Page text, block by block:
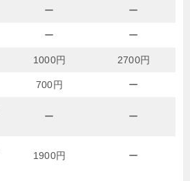
ー ー
ー ー
1000円 2700円
700円 ー
ー ー
1900円 ー